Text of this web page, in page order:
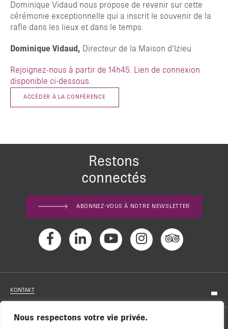
Nous respectons votre vie privée.
Dominique Vidaud nous propose de revenir sur cette
cérémonie exceptionnelle qui a inscrit le souvenir de la
rafle dans les lieux et dans le temps.
Dominique Vidaud, Directeur de la Maison d’Izieu
Rejoignez-nous à partir de 14h45. Lien de connexion
disponible ci-dessous.
ACCÉDER À LA CONFÉRENCE
Restons
connectés
ABONNEZ-VOUS À NOTRE NEWSLETTER
KONTAKT